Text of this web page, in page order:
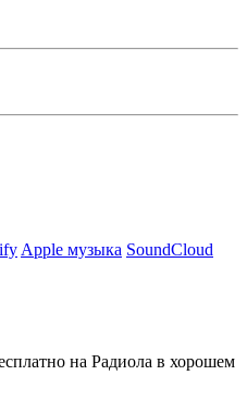
Apple музыка SoundCloud